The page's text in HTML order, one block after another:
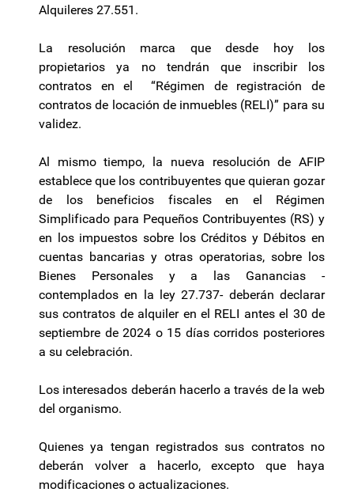
Alquileres 27.551.
La resolución marca que desde hoy los
propietarios ya no tendrán que inscribir los
contratos en el “Régimen de registración de
contratos de locación de inmuebles (RELI)” para su
validez.
Al mismo tiempo, la nueva resolución de AFIP
establece que los contribuyentes que quieran gozar
de los beneficios fiscales en el Régimen
Simplificado para Pequeños Contribuyentes (RS) y
en los impuestos sobre los Créditos y Débitos en
cuentas bancarias y otras operatorias, sobre los
Bienes Personales y a las Ganancias -
contemplados en la ley 27.737- deberán declarar
sus contratos de alquiler en el RELI antes el 30 de
septiembre de 2024 o 15 días corridos posteriores
a su celebración.
Los interesados deberán hacerlo a través de la web
del organismo.
Quienes ya tengan registrados sus contratos no
deberán volver a hacerlo, excepto que haya
modificaciones o actualizaciones.